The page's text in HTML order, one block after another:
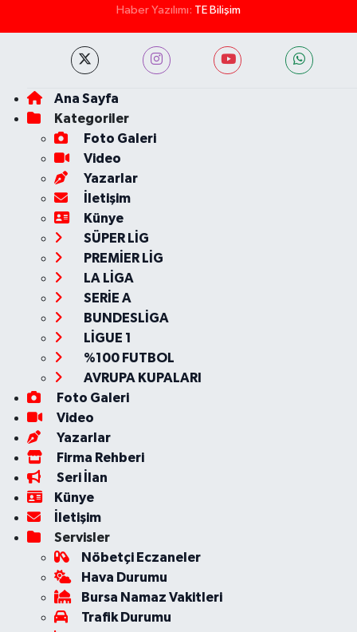
Haber Yazılımı: TE Bilişim
Ana Sayfa
Kategoriler
Foto Galeri
Video
Yazarlar
İletişim
Künye
SÜPER LİG
PREMİER LİG
LA LİGA
SERİE A
BUNDESLİGA
LİGUE 1
%100 FUTBOL
AVRUPA KUPALARI
Foto Galeri
Video
Yazarlar
Firma Rehberi
Seri İlan
Künye
İletişim
Servisler
Nöbetçi Eczaneler
Hava Durumu
Bursa Namaz Vakitleri
Trafik Durumu